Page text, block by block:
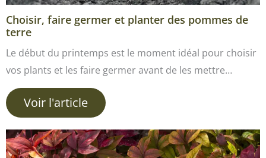
Choisir, faire germer et planter des pommes de
terre
Le début du printemps est le moment idéal pour choisir
vos plants et les faire germer avant de les mettre…
Voir l'article